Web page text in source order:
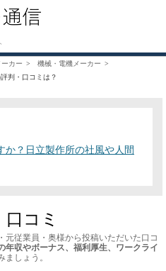
カー
機械・電機メーカー
判・口コミは？
か？日立製作所の社風や人間
コミ
元従業員・奥様から投稿いただいた口コ
年収やボーナス、福利厚生、ワークライ
ましょう。